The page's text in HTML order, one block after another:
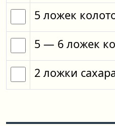
5 ложек
5 — 6 ложек
2 ложки